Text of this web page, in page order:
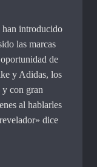
han introducido
las marcas
de
y Adidas, los
y con gran
al hablarles
dice